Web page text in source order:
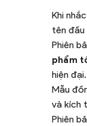
Khi
tên đầu
Phiên
phẩm
hiện đại.
Mẫu
và kích
Phiên